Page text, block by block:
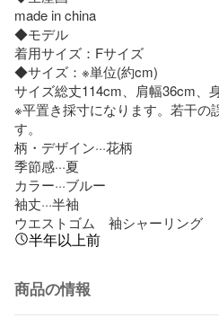
made in china
◆モデル
着用サイズ：Fサイズ
◆サイズ：※単位(約cm)
サイズ総丈114cm、肩幅36cm、
※平置き採寸になります。若干の
す。
柄・デザイン···花柄
季節感···夏
カラー···ブルー
袖丈···半袖
ウエストゴム　袖シャーリング
半年以上前
商品の情報